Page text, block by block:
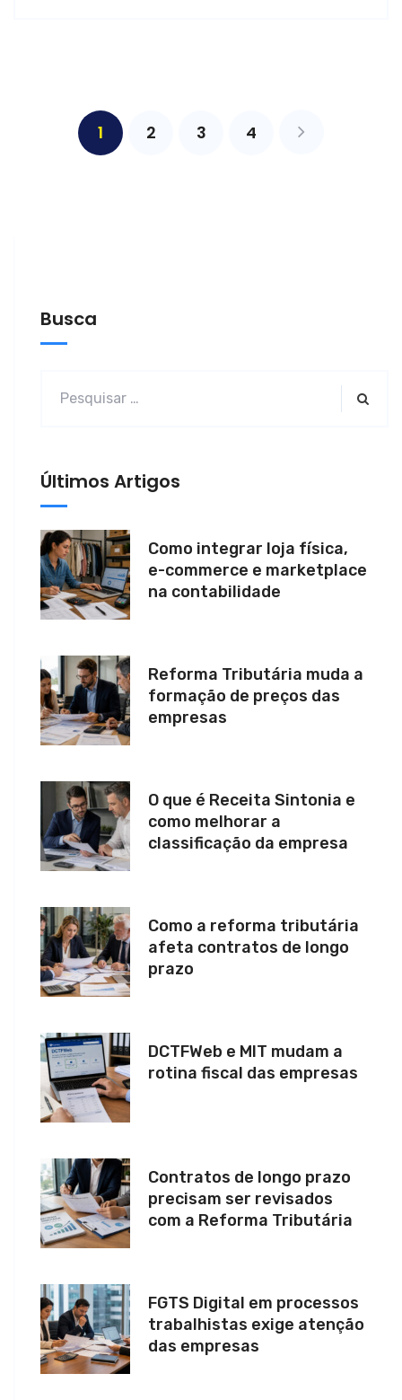
1 2 3 4
Busca
Últimos Artigos
Como integrar loja física,
e-commerce e marketplace
na contabilidade
Reforma Tributária muda a
formação de preços das
empresas
O que é Receita Sintonia e
como melhorar a
classificação da empresa
Como a reforma tributária
afeta contratos de longo
prazo
DCTFWeb e MIT mudam a
rotina fiscal das empresas
Contratos de longo prazo
precisam ser revisados
com a Reforma Tributária
FGTS Digital em processos
trabalhistas exige atenção
das empresas